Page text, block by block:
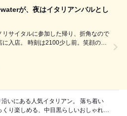
が、夜はイタリアンバルとし
サイタルに参加した帰り、折角なので
前。笑顔のス
もラストオーダー2200とのことで、
り楽しめる、中目黒らしいおしゃれや